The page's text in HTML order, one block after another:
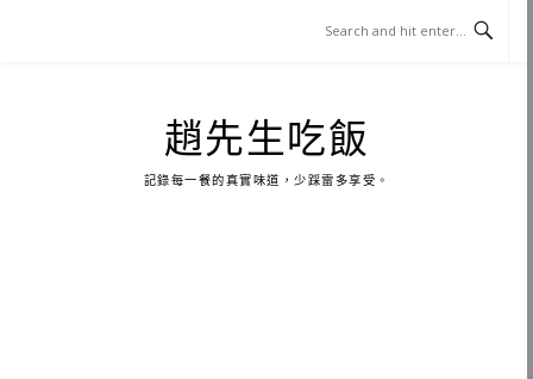
趙先生吃飯
記錄每一餐的真實味道，少踩雷多享受。